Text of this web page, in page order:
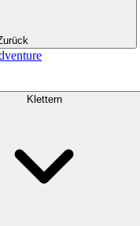
Klettern